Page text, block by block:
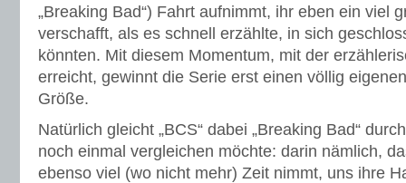
„Breaking Bad“) Fahrt aufnimmt, ihr eben ein viel
verschafft, als es schnell erzählte, in sich
könnten. Mit diesem Momentum, mit der
erreicht, gewinnt die Serie erst einen völlig
Größe.
Natürlich gleicht „BCS“ dabei „Breaking Bad“
noch einmal vergleichen möchte: darin nämlich,
ebenso viel (wo nicht mehr) Zeit nimmt, uns ihre